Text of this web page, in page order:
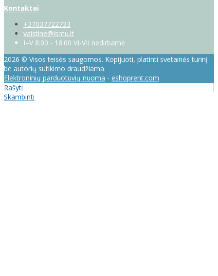
Kontaktai
+37037722733
vaistine@lsmu.lt
I–V 8:00 - 18:00 VI-VII nedirbame
2026 © Visos teisės saugomos. Kopijuoti, platinti svetainės turinį
be autorių sutikimo draudžiama.
Elektroninių parduotuvių nuoma - eshoprent.com
Rašyti
Skambinti